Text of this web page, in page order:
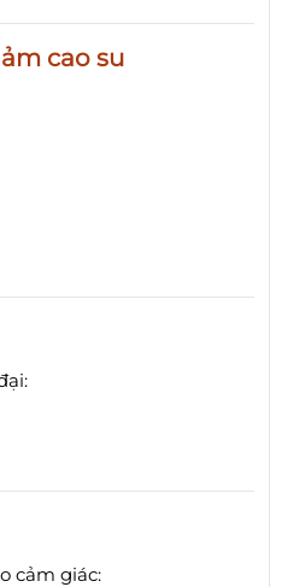
cao su
cảm giác: